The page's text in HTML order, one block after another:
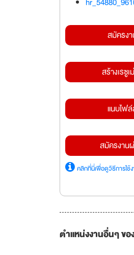
สมัครง
สร้างเรซู
แนบไฟ
สมัครงาน
คลิกที่นี่เพื่อดูวิธีการใช้
ตำแหน่งงานอื่นๆ ข